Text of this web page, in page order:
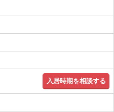
入居時期を相談する